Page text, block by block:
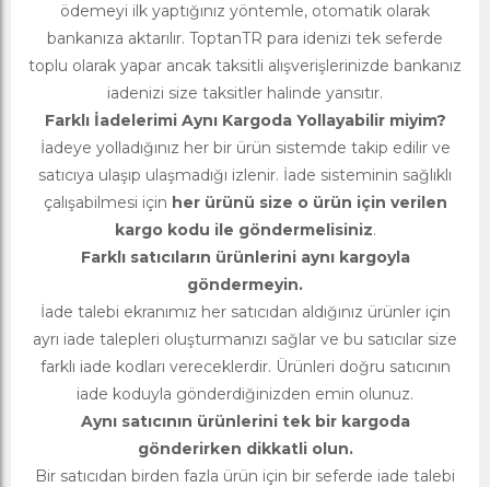
ödemeyi ilk yaptığınız yöntemle, otomatik olarak
bankanıza aktarılır. ToptanTR para idenizi tek seferde
toplu olarak yapar ancak taksitli alışverişlerinizde bankanız
iadenizi size taksitler halinde yansıtır.
Farklı İadelerimi Aynı Kargoda Yollayabilir miyim?
İadeye yolladığınız her bir ürün sistemde takip edilir ve
satıcıya ulaşıp ulaşmadığı izlenir. İade sisteminin sağlıklı
çalışabilmesi için her ürünü size o ürün için verilen
kargo kodu ile göndermelisiniz.
Farklı satıcıların ürünlerini aynı kargoyla
göndermeyin.
İade talebi ekranımız her satıcıdan aldığınız ürünler için
ayrı iade talepleri oluşturmanızı sağlar ve bu satıcılar size
farklı iade kodları vereceklerdir. Ürünleri doğru satıcının
iade koduyla gönderdiğinizden emin olunuz.
Aynı satıcının ürünlerini tek bir kargoda
gönderirken dikkatli olun.
Bir satıcıdan birden fazla ürün için bir seferde iade talebi